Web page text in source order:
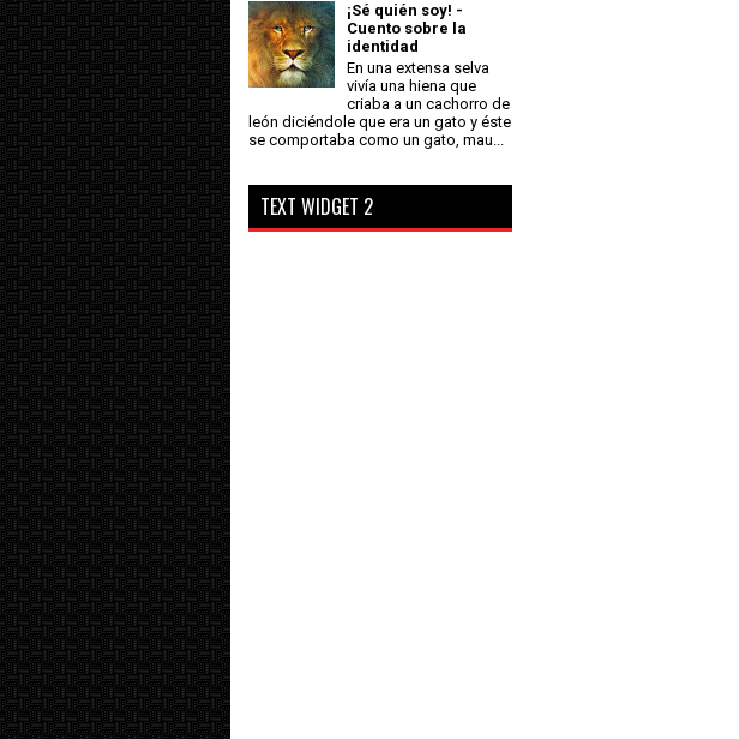
¡Sé quién soy! -
Cuento sobre la
identidad
En una extensa selva
vivía una hiena que
criaba a un cachorro de
león diciéndole que era un gato y éste
se comportaba como un gato, mau...
TEXT WIDGET 2